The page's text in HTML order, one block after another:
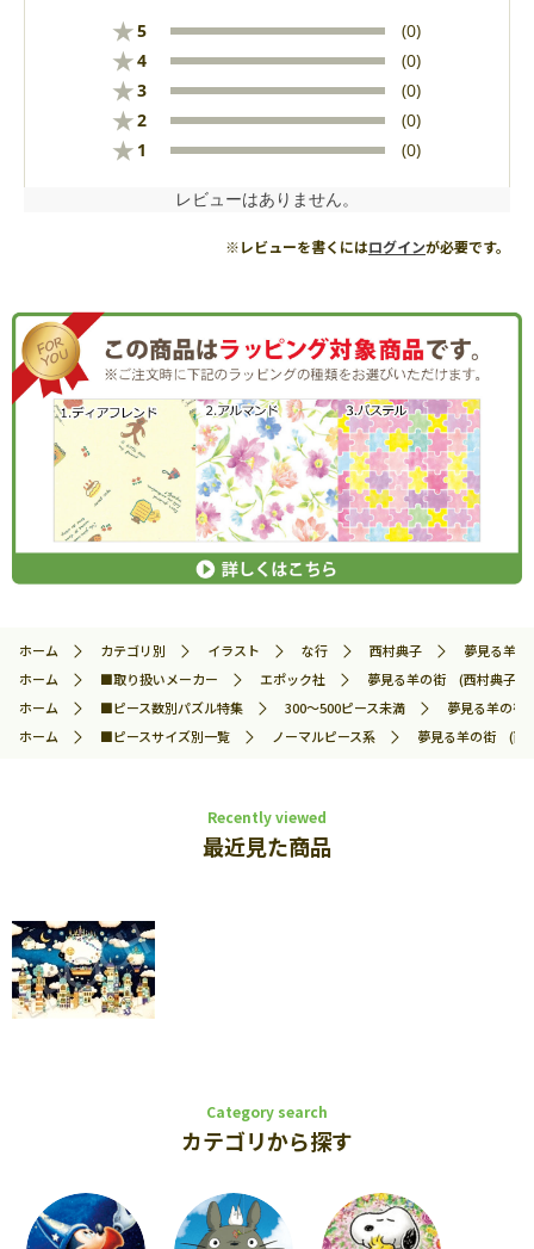
★5 (0)
★4 (0)
★3 (0)
★2 (0)
★ 1 (0)
レビューはありません。
※レビューを書くにはログインが必要です。
ホーム カテゴリ別 イラスト な行 西村典子
夢見る羊
ホーム
■取り扱いメーカー エポック社
夢見る羊の街 (西村典子)
ホーム
■ピース数別パズル特集 300～500ピース未満
夢見る羊の
ホーム
■ピースサイズ別一覧 ノーマルピース系 夢見る羊の街 (西
Recently viewed
最近見た商品
Category search
カテゴリから探す